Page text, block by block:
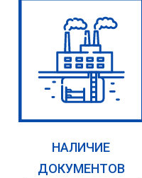
НАЛИЧИЕ
ДОКУМЕНТОВ